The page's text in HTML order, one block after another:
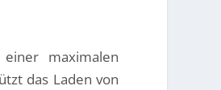
maximalen
das Laden von